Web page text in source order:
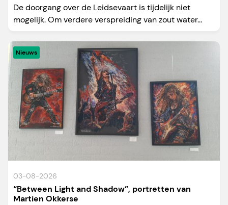
De doorgang over de Leidsevaart is tijdelijk niet
mogelijk. Om verdere verspreiding van zout water...
Nieuws
03-08-2026
“Between Light and Shadow”, portretten van
Martien Okkerse